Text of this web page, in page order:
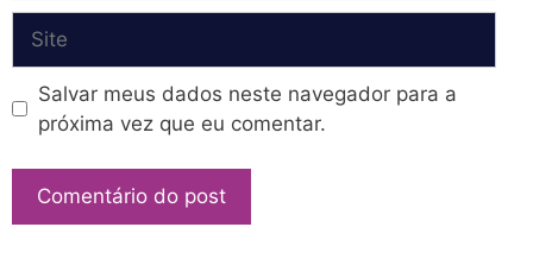
Salvar meus dados neste navegador para a
próxima vez que eu comentar.